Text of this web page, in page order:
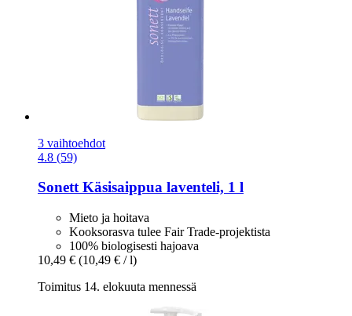
3 vaihtoehdot
4.8 (59)
SonettKäsisaippua laventeli, 1 l
Mieto ja hoitava
Kooksorasva tulee Fair Trade-projektista
100% biologisesti hajoava
10,49 € (10,49 € / l)
Toimitus 14. elokuuta mennessä